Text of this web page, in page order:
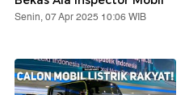
Senin, 07 Apr 2025 10:06 WIB